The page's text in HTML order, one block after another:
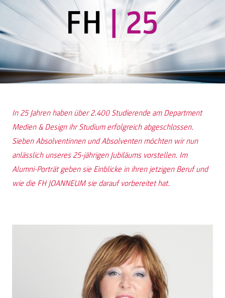
In 25 Jahren haben über 2.400 Studierende am Department
Medien & Design ihr Studium erfolgreich abgeschlossen.
Sieben Absolventinnen und Absolventen möchten wir nun
anlässlich unseres 25-jährigen Jubiläums vorstellen. Im
Alumni-Porträt geben sie Einblicke in ihren jetzigen Beruf und
wie die FH JOANNEUM sie darauf vorbereitet hat.